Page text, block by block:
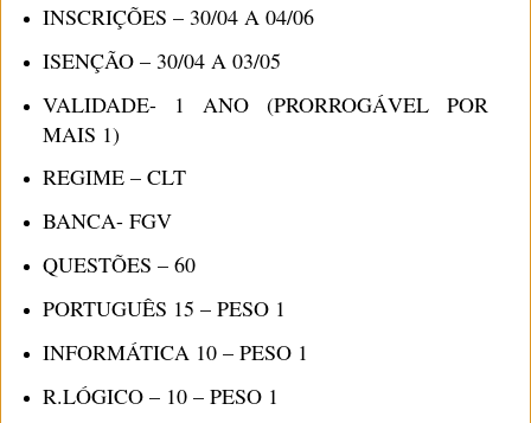
INSCRIÇÕES – 30/04 A 04/06
ISENÇÃO – 30/04 A 03/05
VALIDADE- 1 ANO (PRORROGÁVEL POR
MAIS 1)
REGIME – CLT
BANCA- FGV
QUESTÕES – 60
PORTUGUÊS 15 – PESO 1
INFORMÁTICA 10 – PESO 1
R.LÓGICO – 10 – PESO 1